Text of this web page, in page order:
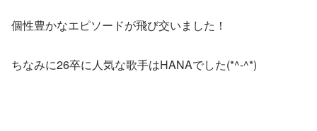
個性豊かなエピソードが飛び交いました！
ちなみに26卒に人気な歌手はHANAでした(*^-^*)